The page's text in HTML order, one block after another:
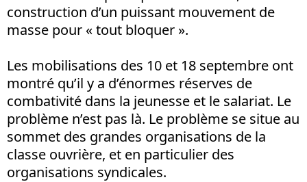
construction d’un puissant mouvement de
masse pour « tout bloquer ».
Les mobilisations des 10 et 18 septembre ont
montré qu’il y a d’énormes réserves de
combativité dans la jeunesse et le salariat. Le
problème n’est pas là. Le problème se situe au
sommet des grandes organisations de la
classe ouvrière, et en particulier des
organisations syndicales.